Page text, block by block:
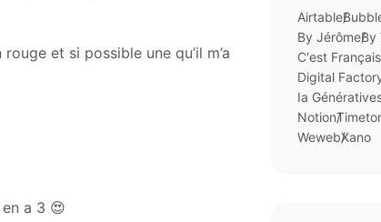
et si possible une qu’il m’a
a 3 😍
Airtable
By JérômeBy
C'est Français
Digital
Ia
Notion
WewebXano